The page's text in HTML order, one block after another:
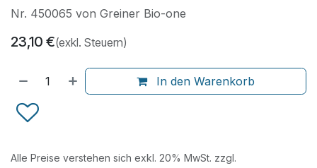
Nr. 450065 von Greiner Bio-one
23,10 €(exkl. Steuern)
In den Warenkorb
Alle Preise verstehen sich exkl. 20% MwSt. zzgl.